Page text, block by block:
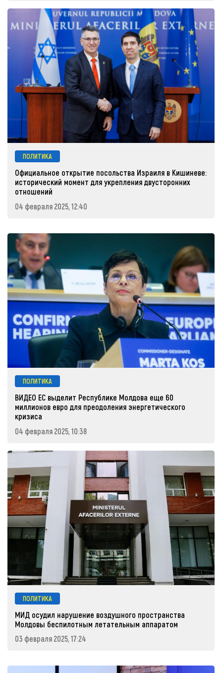
ПОЛИТИКА
Официальное открытие посольства Израиля в Кишиневе:
исторический момент для укрепления двусторонних
отношений
04 февраля 2025, 12:40
ПОЛИТИКА
ВИДЕО ЕС выделит Республике Молдова еще 60
миллионов евро для преодоления энергетического
кризиса
04 февраля 2025, 10:38
ПОЛИТИКА
МИД осудил нарушение воздушного пространства
Молдовы беспилотным летательным аппаратом
03 февраля 2025, 17:24